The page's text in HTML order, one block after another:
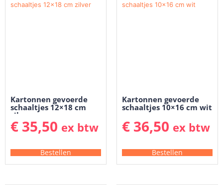
Kartonnen gevoerde
schaaltjes 12×18 cm
zilver
€ 35,50 ex btw
Bestellen
Kartonnen gevoerde
schaaltjes 10×16 cm wit
€ 36,50 ex btw
Bestellen